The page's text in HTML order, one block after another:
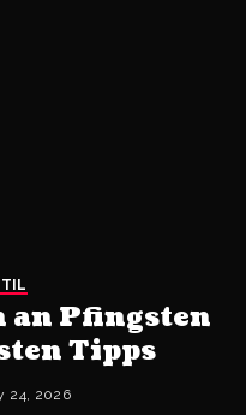
an Pfingsten
Tipps
24, 2026